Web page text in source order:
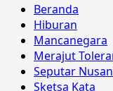
Beranda
Hiburan
Mancanegara
Merajut
Seputar
Sketsa Kata